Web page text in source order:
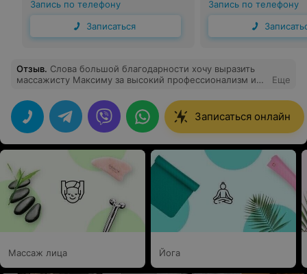
Запись по телефону
Записаться
Запись по телефону
Отзыв. Слова большой благодарности хочу выразить
массажисту Максиму за высокий профессионализм и
делала антицеллюлитный массаж и осталась очень
довольна! Максим - профессионал высокого класса,
обладает уникальной методикой и энергетикой, а
также в своей работе использует только качественные
и эффективные косметические средства. Мне есть с
чем сравнить: я делала массаж у разных специалистов
и в разных странах мира. Всем рекомендую!!!
Результат точно будет! Здоровья, Вам, Максим, счастья
и успехов в вашем благородном труде! Руководство
салона прошу материально поощрить данного
Мастера. Он действительно этого заслуживает!
Еще
Записаться онлайн
Массаж лица Йога